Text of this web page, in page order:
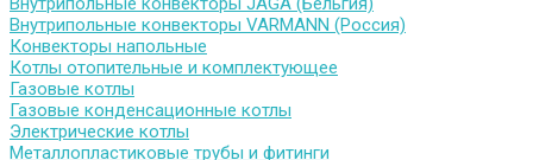
Внутрипольные конвекторы VARMANN (Россия)
Конвекторы напольные
Котлы отопительные и комплектующее
Газовые котлы
Газовые конденсационные котлы
Электрические котлы
Металлопластиковые трубы и фитинги